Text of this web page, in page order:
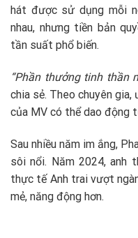
hát được sử dụng mỗi
nhau, nhưng tiền bản
tần suất phổ biến.
“Phần thưởng tinh thần
chia sẻ. Theo chuyên
của MV có thể dao động
Sau nhiều năm im ắng,
sôi nổi. Năm 2024, anh
thực tế Anh trai vượt
mẻ, năng động hơn.